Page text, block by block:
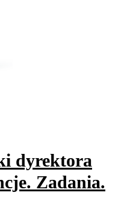
dyrektora
Zadania.